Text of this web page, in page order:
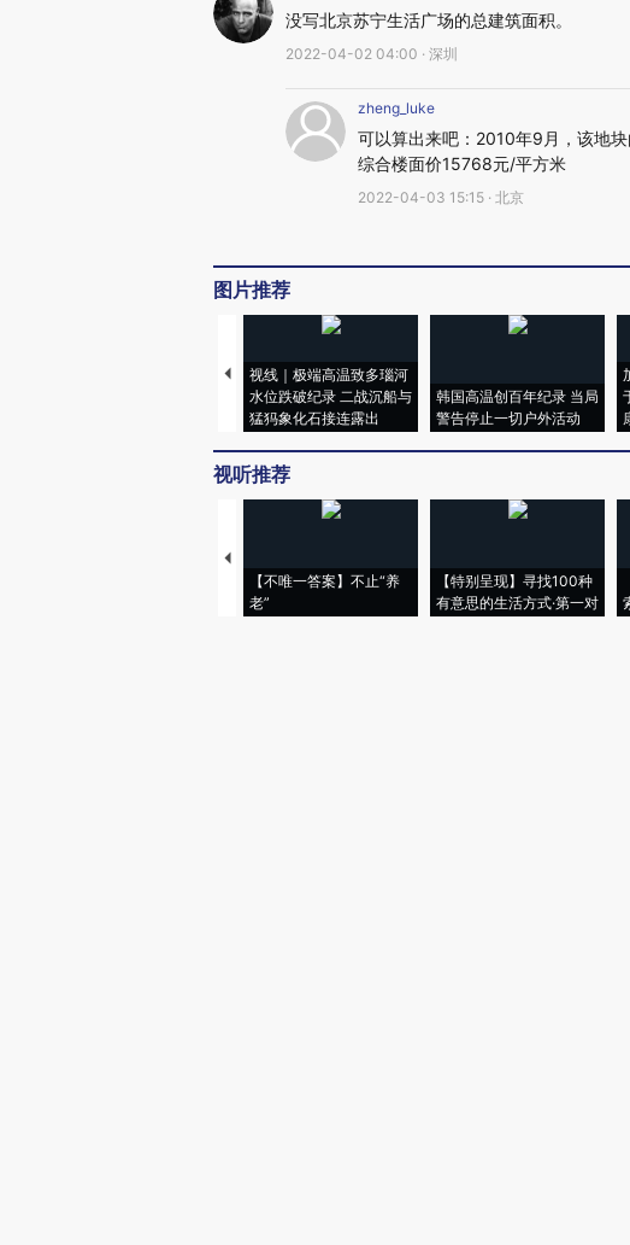
没写北京苏宁生活广场的总建筑面积。
2022-04-02 04:00 · 深圳
zheng_luke
可以算出来吧：2010年9月，该地
综合楼面价15768元/平方米
2022-04-03 15:15 · 北京
图片推荐
视线｜极端高温致多瑙河
水位跌破纪录 二战沉船与
猛犸象化石接连露出
韩国高温创百年纪录 当局
警告停止一切户外活动
视听推荐
【不唯一答案】不止“养
老”
【特别呈现】寻找100种
有意思的生活方式·第一对